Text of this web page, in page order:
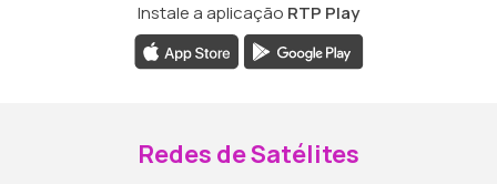
Instale a aplicação RTP Play
Redes de Satélites